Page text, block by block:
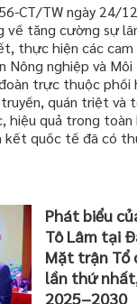
CT/TW ngày 24/
tăng cường sự
thực hiện các
Nông nghiệp và
trực thuộc phối
quán triệt và
hiệu quả trong toàn
kết quốc tế đã có
Phát biểu
Tô Lâm tại
Mặt trận Tổ
lần thứ
2025–2030